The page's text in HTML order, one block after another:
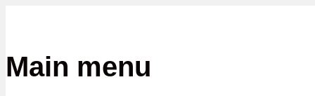
Main menu